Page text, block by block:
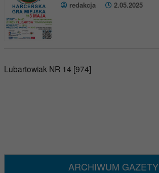
redakcja 2.05.2025
Lubartowiak NR 14 [974]
ARCHIWUM GAZETY